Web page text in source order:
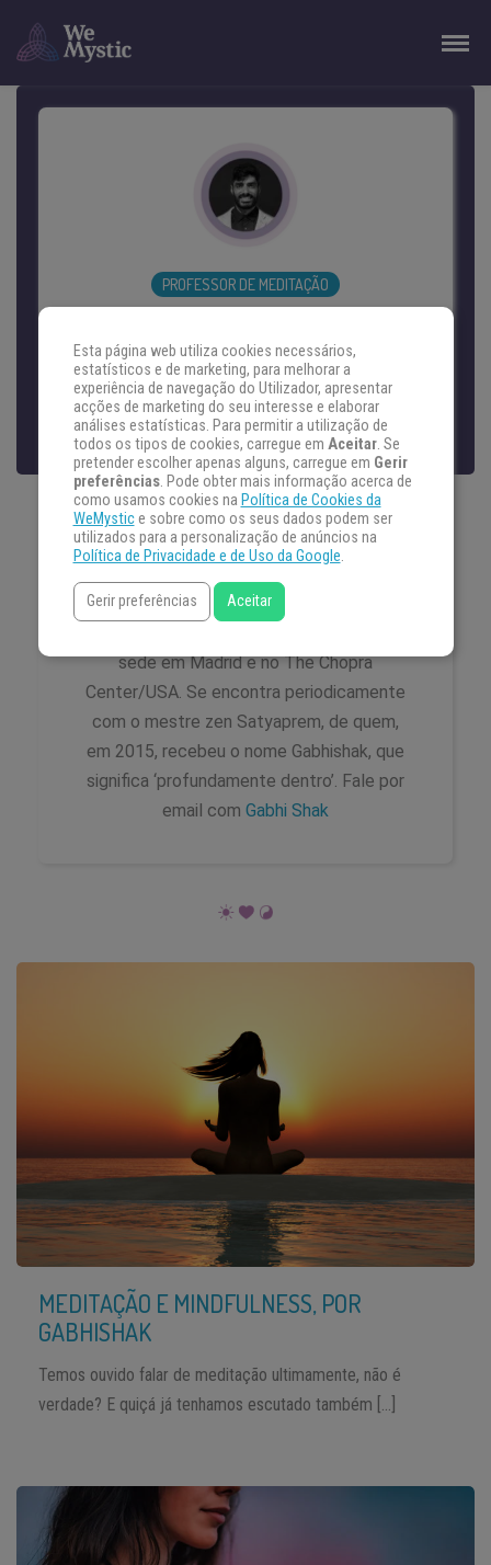
PROFESSOR DE MEDITAÇÃO
Foi iniciado em Reiki e outras terapias
energéticas. Teve seu primeiro contato
com as meditações ativas do mestre
Osho em 2011. Depois aprendeu
Vipassana e zazen com monges budistas;
frequentou rituais xamânicos e esteve em
contato com grupos de estudos e
Cursou mindfulness na Escola espanhola
sede em Madrid e no The Chopra
Center/USA. Se encontra periodicamente
com o mestre zen Satyaprem, de quem,
em 2015, recebeu o nome Gabhishak, que
significa ‘profundamente dentro’. Fale por
email com Gabhi Shak
MEDITAÇÃO E MINDFULNESS, POR
GABHISHAK
Temos ouvido falar de meditação ultimamente, não é
verdade? E quiçá já tenhamos escutado também […]
Esta página web utiliza cookies necessários,
estatísticos e de marketing, para melhorar a
experiência de navegação do Utilizador, apresentar
acções de marketing do seu interesse e elaborar
análises estatísticas. Para permitir a utilização de
todos os tipos de cookies, carregue em Aceitar. Se
pretender escolher apenas alguns, carregue em Gerir
preferências. Pode obter mais informação acerca de
como usamos cookies na Política de Cookies da
WeMystice sobre como os seus dados podem ser
utilizados para a personalização de anúncios na
Política de Privacidade e de Uso da Google.
Gerir preferências Aceitar